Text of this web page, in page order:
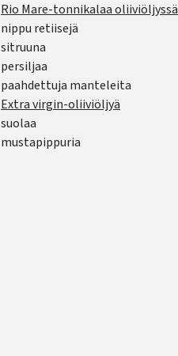
Rio Mare-tonnikalaa oliiviöljyssä
nippu retiisejä
sitruuna
persiljaa
paahdettuja manteleita
Extra virgin-oliiviöljyä
suolaa
mustapippuria